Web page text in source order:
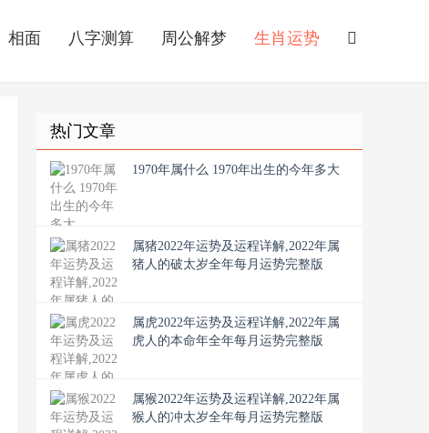
相面 八字测算 周公解梦 生肖运势
热门文章
1970年属什么 1970年出生的今年多大
属猪2022年运势及运程详解,2022年属
猪人的破太岁全年每月运势完整版
属虎2022年运势及运程详解,2022年属
虎人的本命年全年每月运势完整版
属猴2022年运势及运程详解,2022年属
猴人的冲太岁全年每月运势完整版